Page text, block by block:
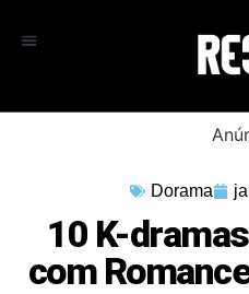
Dorama
10 K-
com